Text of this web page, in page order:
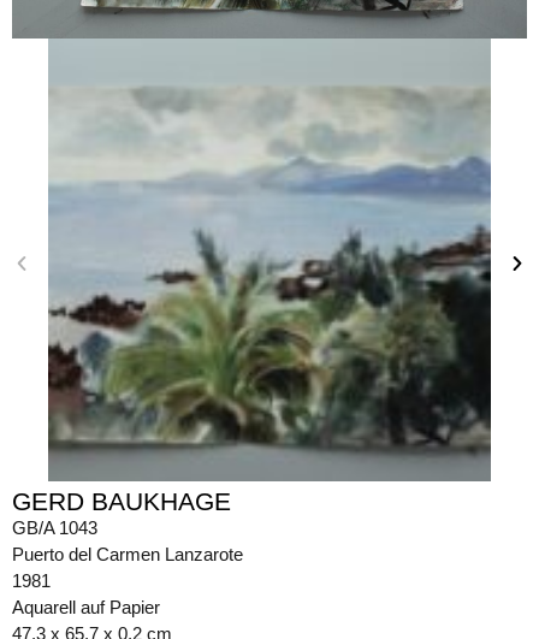
GERD BAUKHAGE
GB/A 1043
Puerto del Carmen Lanzarote
1981
Aquarell auf Papier
47,3 x 65,7 x 0,2 cm